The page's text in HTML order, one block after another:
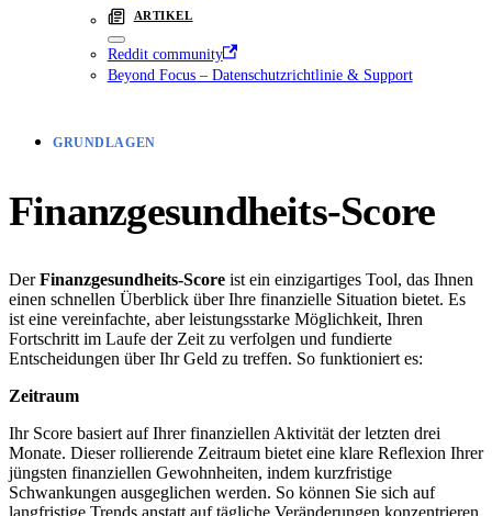
ARTIKEL
Reddit community
Beyond Focus – Datenschutzrichtlinie & Support
GRUNDLAGEN
Finanzgesundheits-Score
DerFinanzgesundheits-Score ist ein einzigartiges Tool, das Ihnen
einen schnellen Überblick über Ihre finanzielle Situation bietet. Es
ist eine vereinfachte, aber leistungsstarke Möglichkeit, Ihren
Fortschritt im Laufe der Zeit zu verfolgen und fundierte
Entscheidungen über Ihr Geld zu treffen. So funktioniert es:
Zeitraum
Ihr Score basiert auf Ihrer finanziellen Aktivität der letzten drei
Monate. Dieser rollierende Zeitraum bietet eine klare Reflexion Ihrer
jüngsten finanziellen Gewohnheiten, indem kurzfristige
Schwankungen ausgeglichen werden. So können Sie sich auf
langfristige Trends anstatt auf tägliche Veränderungen konzentrieren.